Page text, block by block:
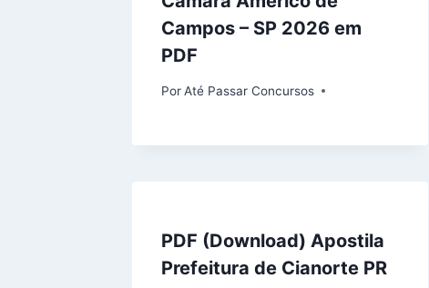
Campos – SP 2026 em
PDF
PorAté Passar Concursos
PDF (Download) Apostila
Prefeitura de Cianorte PR